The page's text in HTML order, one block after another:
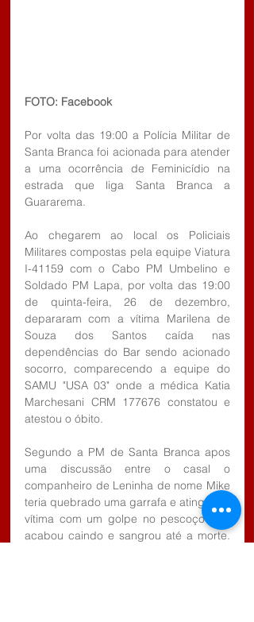
FOTO: Facebook
Por volta das 19:00 a Polícia Militar de
Santa Branca foi acionada para atender
a uma ocorrência de Feminicídio na
estrada que liga Santa Branca a
Guararema.
Ao chegarem ao local os Policiais
Militares compostas pela equipe Viatura
I-41159 com o Cabo PM Umbelino e
Soldado PM Lapa, por volta das 19:00
de quinta-feira, 26 de dezembro,
depararam com a vítima Marilena de
Souza dos Santos caída nas
dependências do Bar sendo acionado
socorro, comparecendo a equipe do
SAMU "USA 03" onde a médica Katia
Marchesani CRM 177676 constatou e
atestou o óbito.
Segundo a PM de Santa Branca apos
uma discussão entre o casal o
companheiro de Leninha de nome Mike
teria quebrado uma garrafa e atingido a
vítima com um golpe no pescoço que
acabou caindo e sangrou até a morte.